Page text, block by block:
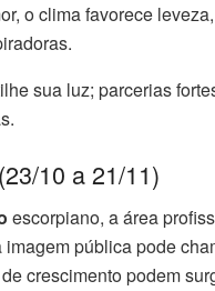
o clima favorece
sua luz; parcerias
10 a 21/11)
escorpiano, a área
pública pode
crescimento podem